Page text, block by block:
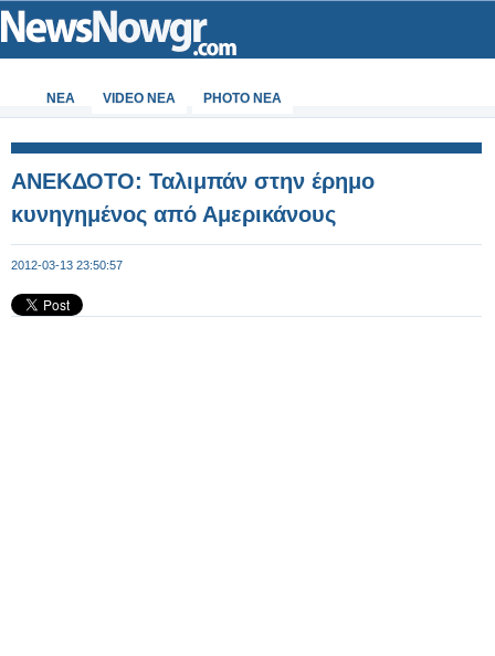
ΝΕΑ VIDEO NEA PHOTO NEA
ANEΚΔΟΤΟ: Ταλιμπάν στην έρημο
κυνηγημένος από Αμερικάνους
2012-03-13 23:50:57